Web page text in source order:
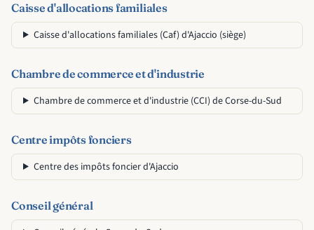
Caisse d'allocations familiales
Caisse d'allocations familiales (Caf) d'Ajaccio (siège)
Chambre de commerce et d'industrie
Chambre de commerce et d'industrie (CCI) de Corse-du-Sud
Centre impôts fonciers
Centre des impôts foncier d'Ajaccio
Conseil général